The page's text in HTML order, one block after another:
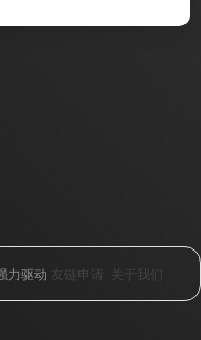
力驱动 友链申请 关于我们